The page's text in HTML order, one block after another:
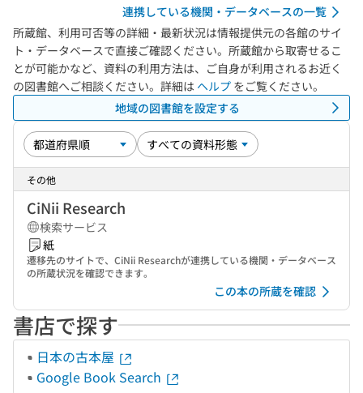
連携している機関・データベースの一覧
所蔵館、利用可否等の詳細・最新状況は情報提供元の各館のサイ
ト・データベースで直接ご確認ください。所蔵館から取寄せるこ
とが可能かなど、資料の利用方法は、ご自身が利用されるお近く
の図書館へご相談ください。詳細は ヘルプ をご覧ください。
地域の図書館を設定する
その他
CiNii Research
検索サービス
紙
遷移先のサイトで、CiNii Researchが連携している機関・データベース
の所蔵状況を確認できます。
この本の所蔵を確認
書店で探す
日本の古本屋
Google Book Search